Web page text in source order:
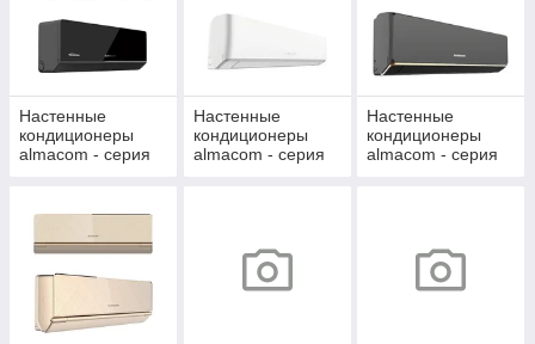
Настенные
кондиционеры
almacom - серия
INVERTER (SOFT
NEW!
Настенные
кондиционеры
almacom - серия
Настенные
кондиционеры
almacom - серия